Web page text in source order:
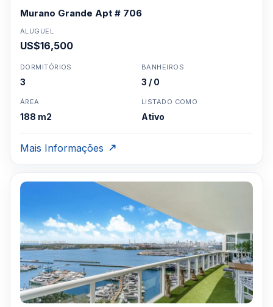
Murano Grande Apt # 706
ALUGUEL
US$16,500
DORMITÓRIOS
3
BANHEIROS
3 / 0
ÁREA
188 m2
LISTADO COMO
Ativo
Mais Informações